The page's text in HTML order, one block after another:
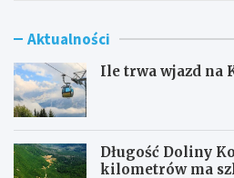
Aktualności
Ile trwa wjazd na
Długość Doliny
kilometrów ma